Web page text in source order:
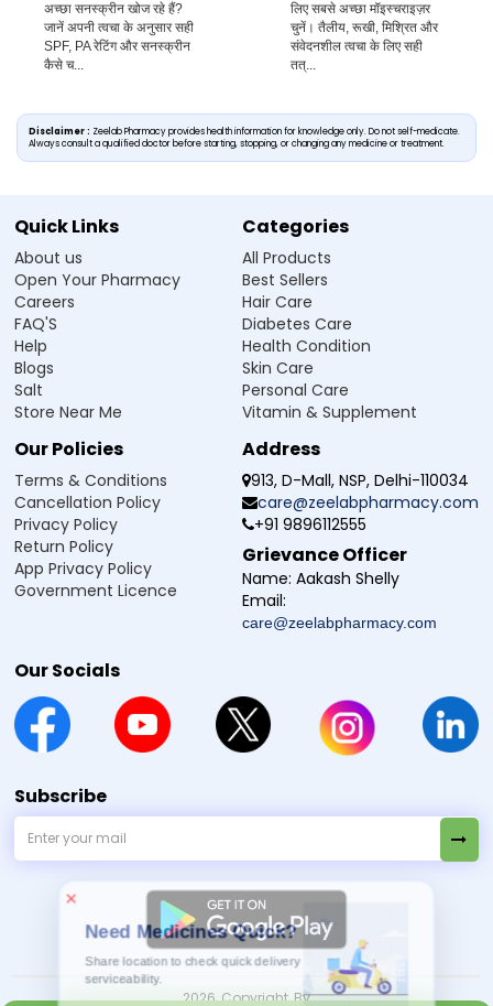
अच्छा सनस्क्रीन खोज रहे हैं?
जानें अपनी त्वचा के अनुसार सही
SPF, PA रेटिंग और सनस्क्रीन
कैसे च...
लिए सबसे अच्छा मॉइस्चराइज़र
चुनें। तैलीय, रूखी, मिश्रित और
संवेदनशील त्वचा के लिए सही
तत्...
Disclaimer : Zeelab Pharmacy provides health information for knowledge only. Do not self-medicate.
Always consult a qualified doctor before starting, stopping, or changing any medicine or treatment.
×
Quick Links
About us
Open Your Pharmacy
Careers
FAQ'S
Help
Blogs
Salt
Store Near Me
Categories
All Products
Best Sellers
Hair Care
Diabetes Care
Health Condition
Skin Care
Personal Care
Vitamin & Supplement
Our Policies
Terms & Conditions
Cancellation Policy
Privacy Policy
Return Policy
App Privacy Policy
Government Licence
Address
913, D-Mall, NSP, Delhi-110034
care@zeelabpharmacy.com
+91 9896112555
Grievance Officer
Name: Aakash Shelly
Email:
care@zeelabpharmacy.com
Our Socials
Subscribe
2026 Copyright By